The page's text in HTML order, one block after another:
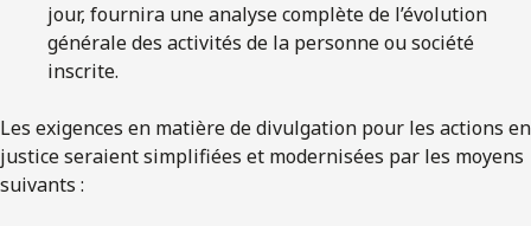
jour, fournira une analyse complète de l’évolution
générale des activités de la personne ou société
inscrite.
Les exigences en matière de divulgation pour les actions en
justice seraient simplifiées et modernisées par les moyens
suivants :